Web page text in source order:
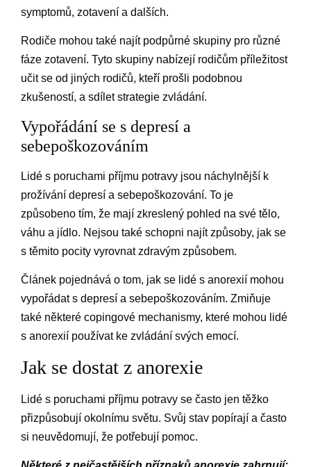
symptomů, zotavení a dalších.
Rodiče mohou také najít podpůrné skupiny pro různé
fáze zotavení. Tyto skupiny nabízejí rodičům příležitost
učit se od jiných rodičů, kteří prošli podobnou
zkušeností, a sdílet strategie zvládání.
Vypořádání se s depresí a
sebepoškozováním
Lidé s poruchami příjmu potravy jsou náchylnější k
prožívání depresí a sebepoškozování. To je
způsobeno tím, že mají zkreslený pohled na své tělo,
váhu a jídlo. Nejsou také schopni najít způsoby, jak se
s těmito pocity vyrovnat zdravým způsobem.
Článek pojednává o tom, jak se lidé s anorexií mohou
vypořádat s depresí a sebepoškozováním. Zmiňuje
také některé copingové mechanismy, které mohou lidé
s anorexií používat ke zvládání svých emocí.
Jak se dostat z anorexie
Lidé s poruchami příjmu potravy se často jen těžko
přizpůsobují okolnímu světu. Svůj stav popírají a často
si neuvědomují, že potřebují pomoc.